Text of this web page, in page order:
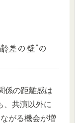
差の壁”の
係の距離感は
、共演以外に
がる機会が増